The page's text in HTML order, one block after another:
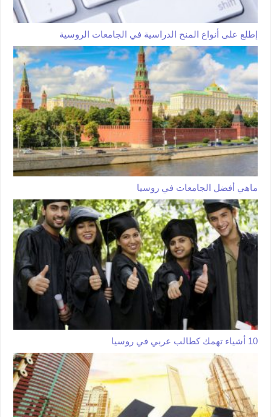
إطلع على أنواع المنح الدراسية في الجامعات الروسية
ماهي أفضل الجامعات في روسيا
10 أشياء تهمك كطالب عربي في روسيا